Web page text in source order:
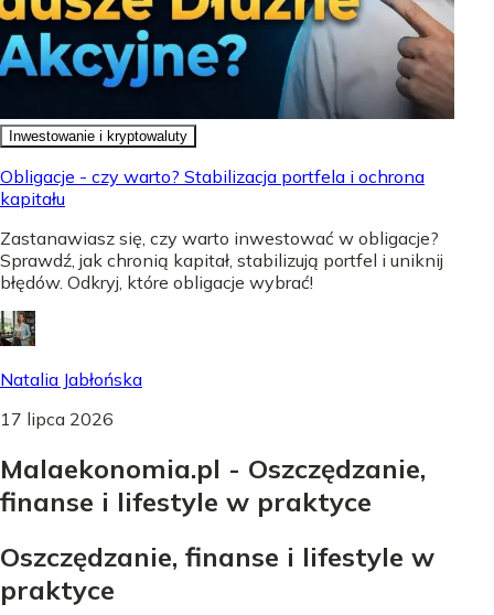
Inwestowanie i kryptowaluty
Obligacje - czy warto? Stabilizacja portfela i ochrona
kapitału
Zastanawiasz się, czy warto inwestować w obligacje?
Sprawdź, jak chronią kapitał, stabilizują portfel i uniknij
błędów. Odkryj, które obligacje wybrać!
Natalia Jabłońska
17 lipca 2026
Malaekonomia.pl - Oszczędzanie,
finanse i lifestyle w praktyce
Oszczędzanie, finanse i lifestyle w
praktyce